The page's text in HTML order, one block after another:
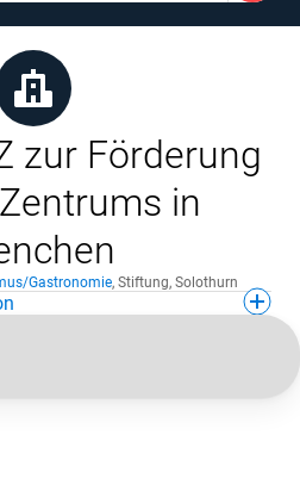
zur Förderung
in
Gastronomie, Stiftung, Solothurn